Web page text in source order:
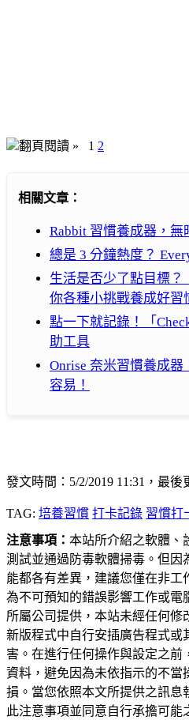
翻頁閱讀 » 1 2
相關文章：
Rabbit 習慣養成器，無
總是 3 分鐘熱度？
生活是否少了點目標？
你各種小挑戰養成好習
點一下就記錄！「
助工具
Onrise 奈米習慣養成
容易！
發文時間：5/2/2019 11:31，最後
TAG: 培養習慣 打卡記錄 習慣打
注意事項： 本站所介紹之軟體、
測試並通過防毒軟體掃毒。但因
能都各有差異，建議您僅在非工
為不可預知的錯誤影響工作或電
所屬公司提供，本站未經任何修
新版程式中自行安插廣告程式或
害。在進行任何操作與設定之
資料，避免因為未依指示的不當
損。當您依照本文所提供之訊息
此注意事項並同意自行承擔可能